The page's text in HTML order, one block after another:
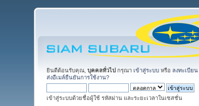
ยินดีต้อนรับคุณ,บุคคลทั่วไป กรุณา เข้าสู่ระบบ หรือ ลงทะเบียน
ส่งอีเมล์ยืนยันการใช้งาน?
เข้าสู่ระบบด้วยชื่อผู้ใช้ รหัสผ่าน และระยะเวลาในเซสชั่น